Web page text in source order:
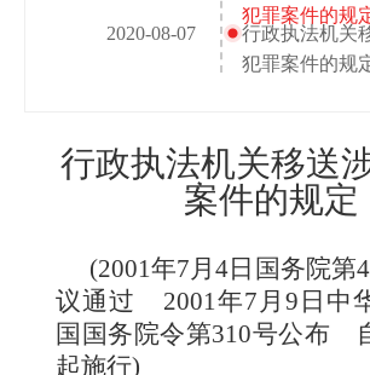
2020-08-07
犯罪案件的规
行政执法机关
犯罪案件的规
行政执法机关移送
案件的规定
(2001年7月4日国务院第
议通过 2001年7月9日中
国国务院令第310号公布
起施行)